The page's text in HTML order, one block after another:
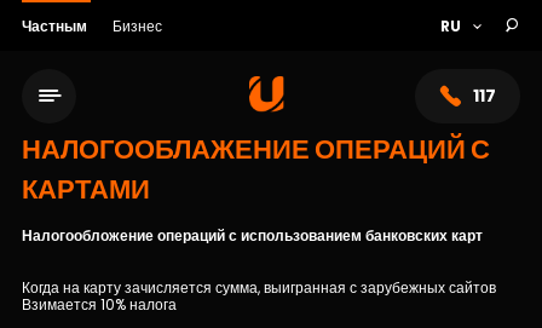
Частным Бизнес
117
НАЛОГООБЛАЖЕНИЕ ОПЕРАЦИЙ С
КАРТАМИ
Налогообложение операций с использованием банковских карт
Когда на карту зачисляется сумма, выигранная с зарубежных сайтов
Взимается 10% налога